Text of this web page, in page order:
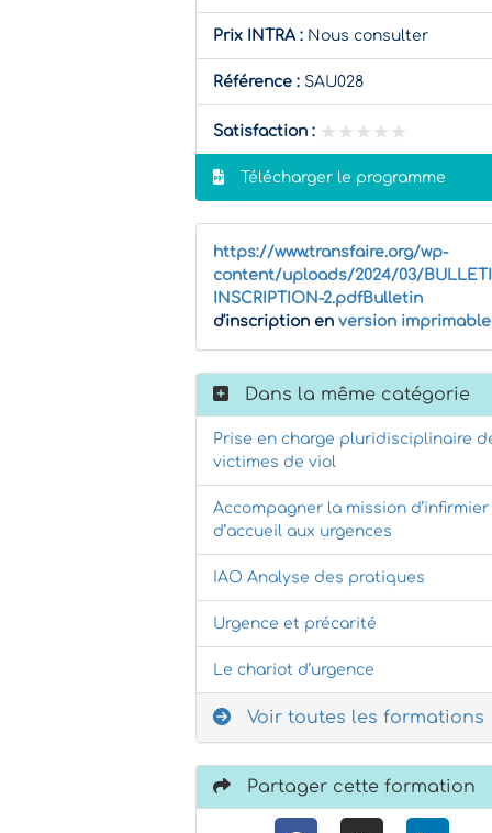
Prix INTRA : Nous consulter
Référence : SAU028
Satisfaction : ★★★★★
★★★★★
Télécharger le programme
https://www.transfaire.org/wp-
content/uploads/2024/03/
INSCRIPTION-2.pdfBulletin
d'inscription en version imprimable
Dans la même catégorie
Prise en charge pluridisciplinaire
victimes de viol
Accompagner la mission d’infirmier
d’accueil aux urgences
IAO Analyse des pratiques
Urgence et précarité
Le chariot d’urgence
Voir toutes les formations
Partager cette formation